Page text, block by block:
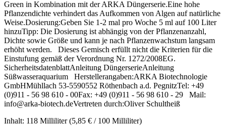
Green in Kombination mit der ARKA Düngerserie.Eine hohe
Pflanzendichte verhindert das Aufkommen von Algen auf natürliche
Weise.Dosierung:Geben Sie 1-2 mal pro Woche 5 ml auf 100 Liter
hinzuTipp: Die Dosierung ist abhängig von der Pflanzenanzahl,
Dichte sowie Größe und kann je nach Pflanzenwachstum langsam
erhöht werden. Dieses Gemisch erfüllt nicht die Kriterien für die
Einstufung gemäß der Verordnung Nr. 1272/2008EG.
SicherheitsdatenblattAnleitung DüngerserieAnleitung
Süßwasseraquarium Herstellerangaben:ARKA Biotechnologie
GmbHMühllach 53-5590552 Röthenbach a.d. PegnitzTel: +49
(0)911 - 56 98 610 - 00Fax: +49 (0)911 - 56 98 610 - 29 Mail:
info@arka-biotech.deVertreten durch:Oliver Schultheiß
Inhalt: 118 Milliliter(5,85 € / 100 Milliliter)